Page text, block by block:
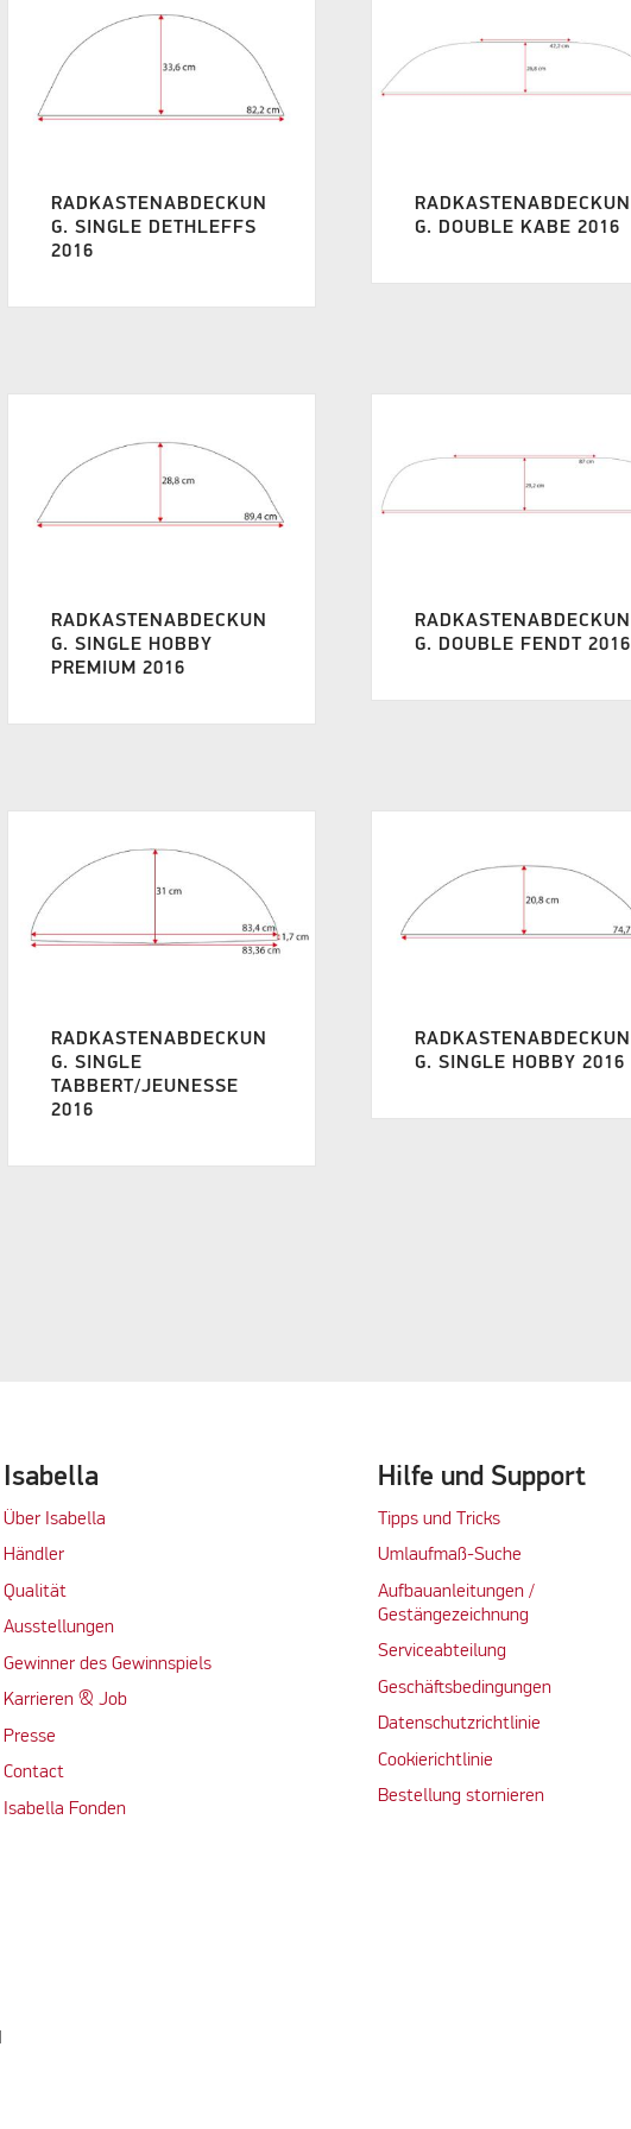
RADKASTENABDECKUN
G. SINGLE DETHLEFFS
2016
RADKASTENABDECKUN
G. DOUBLE KABE 2016
RADKASTENABDECKUN
G. SINGLE HOBBY
PREMIUM 2016
RADKASTENABDECKUN
G. DOUBLE FENDT 2016
RADKASTENABDECKUN
G. SINGLE
TABBERT/JEUNESSE
2016
RADKASTENABDECKUN
G. SINGLE HOBBY 2016
Isabella
Über Isabella
Händler
Qualität
Ausstellungen
Gewinner des Gewinnspiels
Karrieren & Job
Presse
Contact
Isabella Fonden
Hilfe und Support
Tipps und Tricks
Umlaufmaß-Suche
Aufbauanleitungen /
Gestängezeichnung
Serviceabteilung
Geschäftsbedingungen
Datenschutzrichtlinie
Cookierichtlinie
Bestellung stornieren